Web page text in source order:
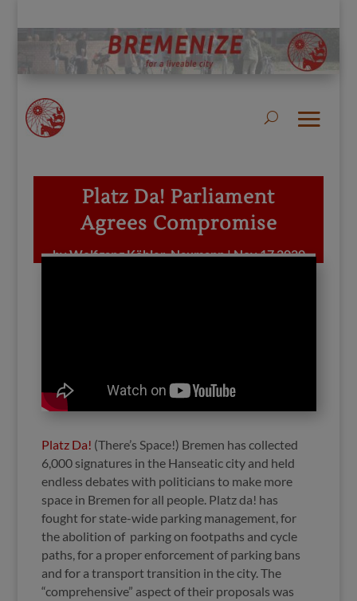
Platz Da! Parliament
Agrees Compromise
byWolfgang Köhler-Naumann|Nov 17 2020
Platz Da! (There’s Space!) Bremen has collected
6,000 signatures in the Hanseatic city and held
endless debates with politicians to make more
space in Bremen for all people. Platz da! has
fought for state-wide parking management, for
the abolition of parking on footpaths and cycle
paths, for a proper enforcement of parking bans
and for a transport transition in the city. The
“comprehensive” aspect of their proposals was